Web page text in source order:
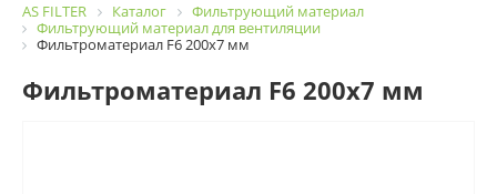
AS FILTER Каталог
Фильтрующий материал
Фильтрующий материал для вентиляции
Фильтроматериал F6 200x7 мм
Фильтроматериал F6 200x7 мм